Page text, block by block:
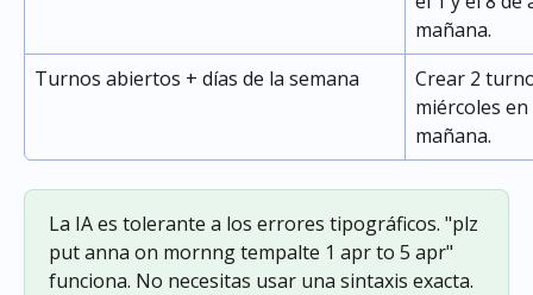
mañana.
Turnos abiertos + días de la semana
Crear 2
miércoles
mañana.
La IA es tolerante a los errores tipográficos. "plz
put anna on mornng tempalte 1 apr to 5 apr"
funciona. No necesitas usar una sintaxis exacta.